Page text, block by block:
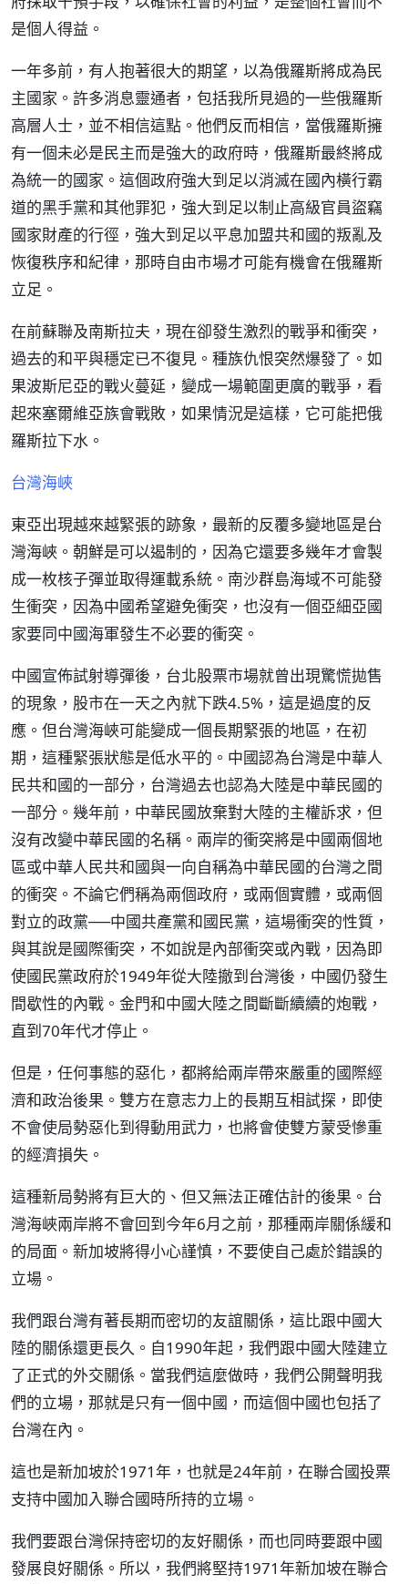
是個人得益。
一年多前，有人抱著很大的期望，以為俄羅斯將成為民
主國家。許多消息靈通者，包括我所見過的一些俄羅斯
高層人士，並不相信這點。他們反而相信，當俄羅斯擁
有一個未必是民主而是強大的政府時，俄羅斯最終將成
為統一的國家。這個政府強大到足以消滅在國內橫行霸
道的黑手黨和其他罪犯，強大到足以制止高級官員盜竊
國家財產的行徑，強大到足以平息加盟共和國的叛亂及
恢復秩序和紀律，那時自由市場才可能有機會在俄羅斯
立足。
在前蘇聯及南斯拉夫，現在卻發生激烈的戰爭和衝突，
過去的和平與穩定已不復見。種族仇恨突然爆發了。如
果波斯尼亞的戰火蔓延，變成一場範圍更廣的戰爭，看
起來塞爾維亞族會戰敗，如果情況是這樣，它可能把俄
羅斯拉下水。
台灣海峽
東亞出現越來越緊張的跡象，最新的反覆多變地區是台
灣海峽。朝鮮是可以遏制的，因為它還要多幾年才會製
成一枚核子彈並取得運載系統。南沙群島海域不可能發
生衝突，因為中國希望避免衝突，也沒有一個亞細亞國
家要同中國海軍發生不必要的衝突。
中國宣佈試射導彈後，台北股票市場就曾出現驚慌拋售
的現象，股市在一天之內就下跌4.5%，這是過度的反
應。但台灣海峽可能變成一個長期緊張的地區，在初
期，這種緊張狀態是低水平的。中國認為台灣是中華人
民共和國的一部分，台灣過去也認為大陸是中華民國的
一部分。幾年前，中華民國放棄對大陸的主權訴求，但
沒有改變中華民國的名稱。兩岸的衝突將是中國兩個地
區或中華人民共和國與一向自稱為中華民國的台灣之間
的衝突。不論它們稱為兩個政府，或兩個實體，或兩個
對立的政黨──中國共產黨和國民黨，這場衝突的性質，
與其說是國際衝突，不如說是內部衝突或內戰，因為即
使國民黨政府於1949年從大陸撤到台灣後，中國仍發生
間歇性的內戰。金門和中國大陸之間斷斷續續的炮戰，
直到70年代才停止。
但是，任何事態的惡化，都將給兩岸帶來嚴重的國際經
濟和政治後果。雙方在意志力上的長期互相試探，即使
不會使局勢惡化到得動用武力，也將會使雙方蒙受慘重
的經濟損失。
這種新局勢將有巨大的、但又無法正確估計的後果。台
灣海峽兩岸將不會回到今年6月之前，那種兩岸關係緩和
的局面。新加坡將得小心謹慎，不要使自己處於錯誤的
立場。
我們跟台灣有著長期而密切的友誼關係，這比跟中國大
陸的關係還更長久。自1990年起，我們跟中國大陸建立
了正式的外交關係。當我們這麼做時，我們公開聲明我
們的立場，那就是只有一個中國，而這個中國也包括了
台灣在內。
這也是新加坡於1971年，也就是24年前，在聯合國投票
支持中國加入聯合國時所持的立場。
我們要跟台灣保持密切的友好關係，而也同時要跟中國
發展良好關係。所以，我們將堅持1971年新加坡在聯合